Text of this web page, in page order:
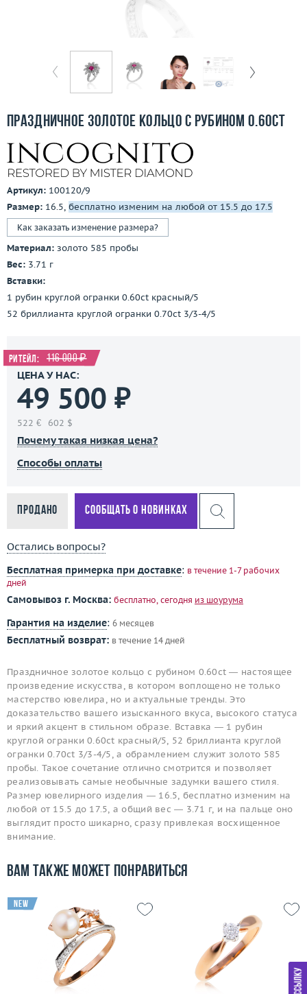
О компании
3D-тур по шоуруму
Заказать звонок
Праздничное золотое кольцо с рубином 0.60ct
Артикул: 100120/9
Размер: 16.5, бесплатно изменим на любой от 15.5 до 17.5
Как заказать изменение размера?
Материал: золото 585 пробы
Вес: 3.71 г
Вставки:
1 рубин круглой огранки 0.60ct красный/5
52 бриллианта круглой огранки 0.70ct 3/3-4/5
Ритейл: 116 000 ₽
ЦЕНА У НАС:
49 500 ₽
522 € 602 $
Почему такая низкая цена?
Способы оплаты
Продано Сообщать о новинках
Остались вопросы?
Бесплатная примерка при доставке: в течение 1-7 рабочих
дней
Самовывоз г. Москва: бесплатно, сегодня из шоурума
Гарантия на изделие: 6 месяцев
Бесплатный возврат: в течение 14 дней
Праздничное золотое кольцо с рубином 0.60ct — настоящее
произведение искусства, в котором воплощено не только
мастерство ювелира, но и актуальные тренды. Это
доказательство вашего изысканного вкуса, высокого статуса
и яркий акцент в стильном образе. Вставка — 1 рубин
круглой огранки 0.60ct красный/5, 52 бриллианта круглой
огранки 0.70ct 3/3-4/5, а обрамлением служит золото 585
пробы. Такое сочетание отлично смотрится и позволяет
реализовывать самые необычные задумки вашего стиля.
Размер ювелирного изделия — 16.5, бесплатно изменим на
любой от 15.5 до 17.5, а общий вес — 3.71 г, и на пальце оно
выглядит просто шикарно, сразу привлекая восхищенное
внимание.
Вам также может понравиться
new